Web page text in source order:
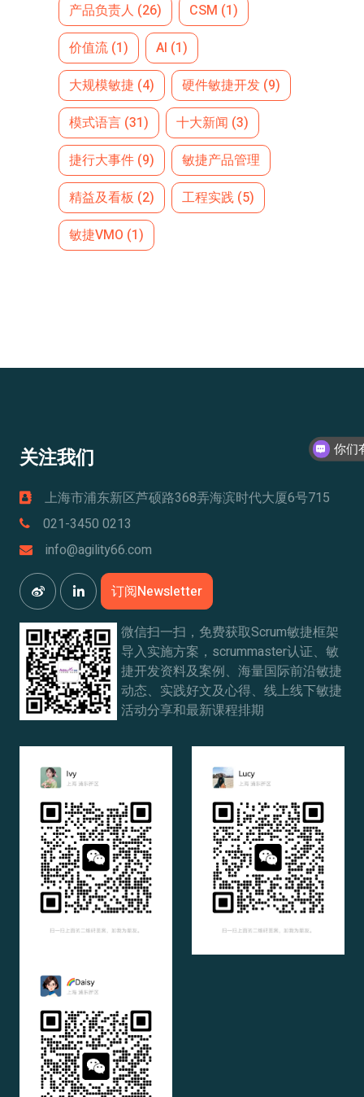
产品负责人 (26) CSM (1)
价值流 (1) AI (1)
大规模敏捷 (4) 硬件敏捷开发 (9)
模式语言 (31) 十大新闻 (3)
捷行大事件 (9)
敏捷产品管理
精益及看板 (2) 工程实践 (5)
敏捷VMO (1)
关注我们
上海市浦东新区芦硕路368弄海滨时代大厦6号715
021-3450 0213
info@agility66.com
订阅Newsletter
微信扫一扫，免费获取Scrum敏捷框架
导入实施方案，scrummaster认证、敏
捷开发资料及案例、海量国际前沿敏捷
动态、实践好文及心得、线上线下敏捷
活动分享和最新课程排期